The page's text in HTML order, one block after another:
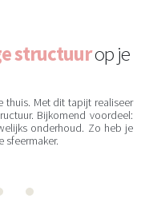
structuurop je
thuis. Met dit tapijt realiseer
Bijkomend voordeel:
onderhoud. Zo heb je
sfeermaker.